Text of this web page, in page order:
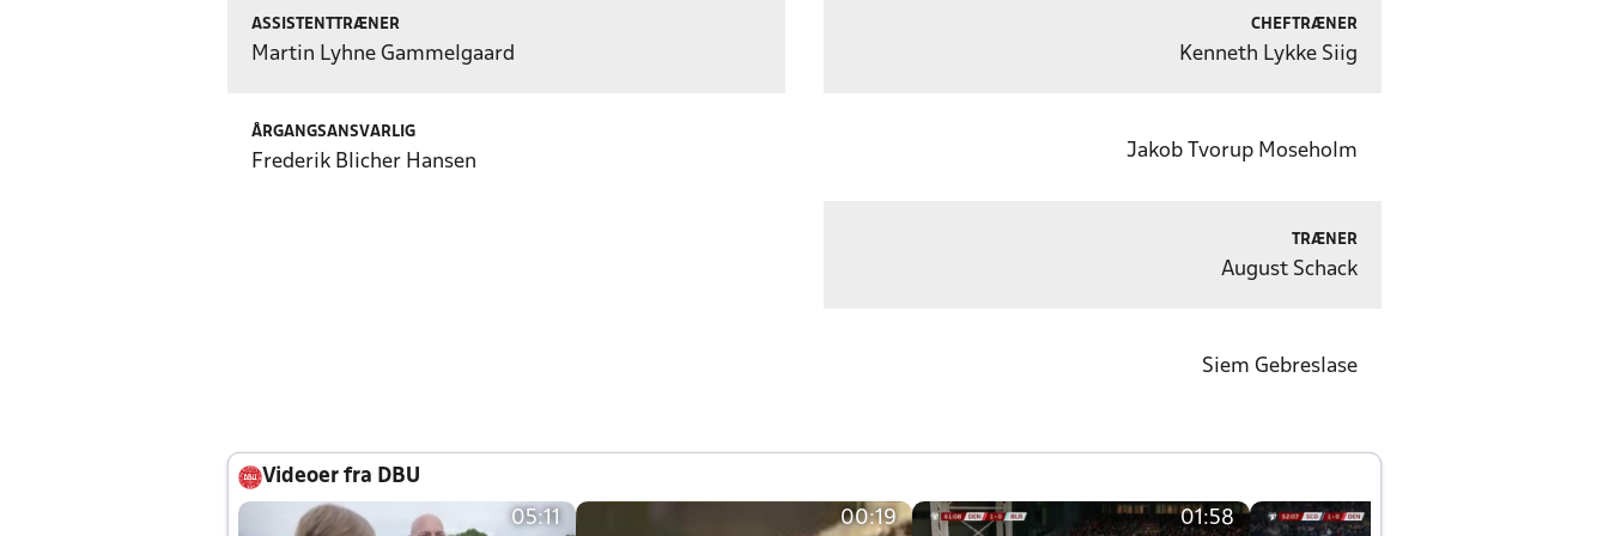
ASSISTENTTRÆNER
Martin Lyhne Gammelgaard
ÅRGANGSANSVARLIG
Frederik Blicher Hansen
CHEFTRÆNER
Kenneth Lykke Siig
Jakob Tvorup Moseholm
TRÆNER
August Schack
Siem Gebreslase
Videoer fra DBU
05:11 00:19 01:58